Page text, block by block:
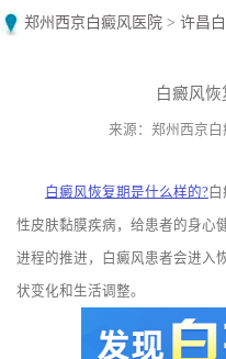
郑州西京白癜风医院 > 许昌
白癜风
来源：郑州西京白
白癜风恢复期是什么样的?
性皮肤黏膜疾病，给患者的身心
进程的推进，白癜风患者会进入
状变化和生活调整。